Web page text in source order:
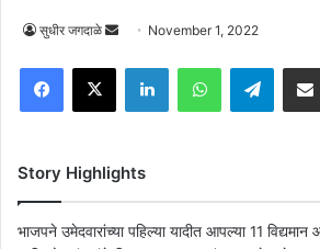
सुधीर जगदाळे
Send
email
November 1, 2022
Facebook
X LinkedInWhatsApp
Story Highlights
भाजपने उमेदवारांच्या पहिल्या यादीत आपल्या 11 विद्यमान